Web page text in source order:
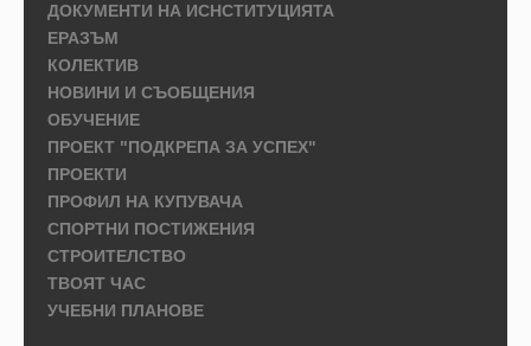
ДОКУМЕНТИ НА ИСНСТИТУЦИЯТА
ЕРАЗЪМ
КОЛЕКТИВ
НОВИНИ И СЪОБЩЕНИЯ
ОБУЧЕНИЕ
ПРОЕКТ "ПОДКРЕПА ЗА УСПЕХ"
ПРОЕКТИ
ПРОФИЛ НА КУПУВАЧА
СПОРТНИ ПОСТИЖЕНИЯ
СТРОИТЕЛСТВО
ТВОЯТ ЧАС
УЧЕБНИ ПЛАНОВЕ